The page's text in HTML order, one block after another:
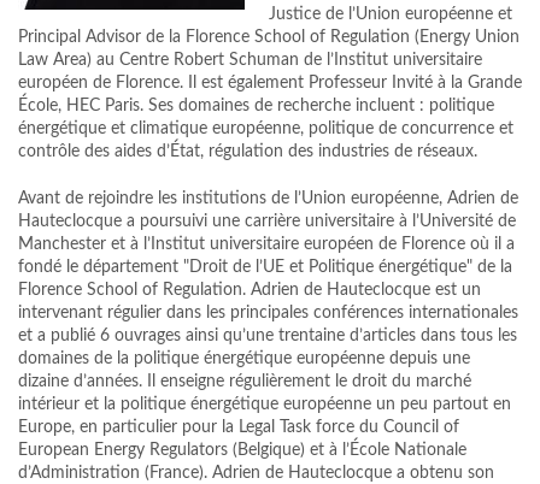
Justice de l’Union européenne et
Principal Advisor de la Florence School of Regulation (Energy Union
Law Area) au Centre Robert Schuman de l’Institut universitaire
européen de Florence. Il est également Professeur Invité à la Grande
École, HEC Paris. Ses domaines de recherche incluent : politique
énergétique et climatique européenne, politique de concurrence et
contrôle des aides d’État, régulation des industries de réseaux.
Avant de rejoindre les institutions de l’Union européenne, Adrien de
Hauteclocque a poursuivi une carrière universitaire à l’Université de
Manchester et à l’Institut universitaire européen de Florence où il a
fondé le département "Droit de l’UE et Politique énergétique" de la
Florence School of Regulation. Adrien de Hauteclocque est un
intervenant régulier dans les principales conférences internationales
et a publié 6 ouvrages ainsi qu’une trentaine d’articles dans tous les
domaines de la politique énergétique européenne depuis une
dizaine d’années. Il enseigne régulièrement le droit du marché
intérieur et la politique énergétique européenne un peu partout en
Europe, en particulier pour la Legal Task force du Council of
European Energy Regulators (Belgique) et à l’École Nationale
d’Administration (France). Adrien de Hauteclocque a obtenu son